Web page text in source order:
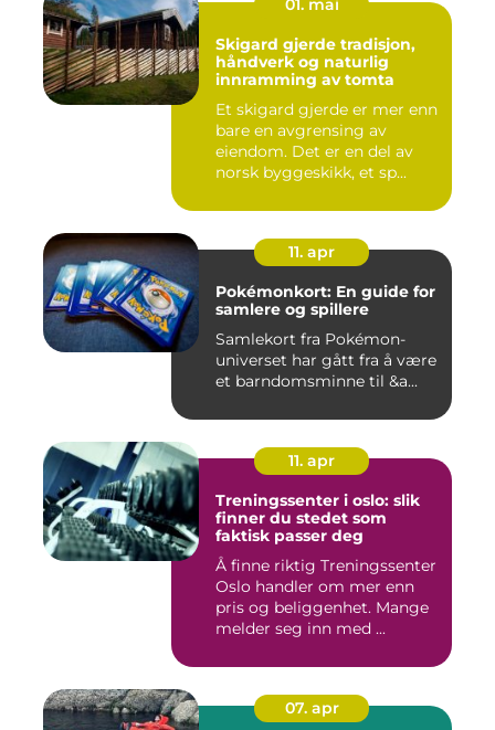
01. mai
Skigard gjerde tradisjon,
håndverk og naturlig
innramming av tomta
Et skigard gjerde er mer enn
bare en avgrensing av
eiendom. Det er en del av
norsk byggeskikk, et sp...
11. apr
Pokémonkort: En guide for
samlere og spillere
Samlekort fra Pokémon-
universet har gått fra å være
et barndomsminne til &a...
11. apr
Treningssenter i oslo: slik
finner du stedet som
faktisk passer deg
Å finne riktig Treningssenter
Oslo handler om mer enn
pris og beliggenhet. Mange
melder seg inn med ...
07. apr